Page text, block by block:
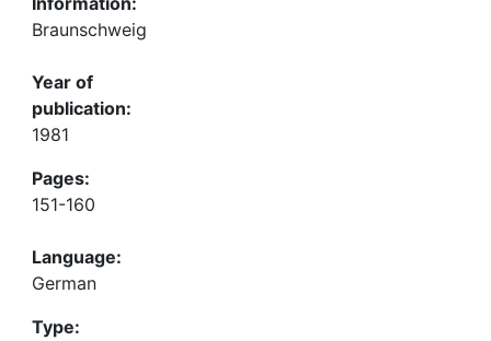
Braunschweig
Year of
publication:
1981
Pages:
151-160
Language:
German
Type: